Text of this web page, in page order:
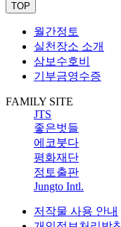
TOP
월간정토
실천장소 소개
삼보수호비
기부금영수증
FAMILY SITE
JTS
좋은벗들
에코붓다
평화재단
정토출판
Jungto Intl.
저작물 사용 안내